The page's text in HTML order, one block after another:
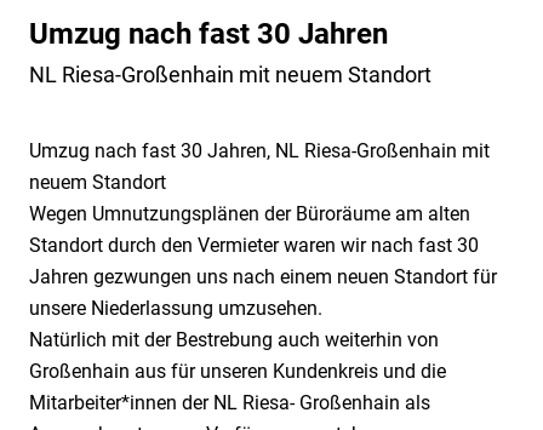
Hafensicherheit gem. ISPS-Code
Museale Sicherheit
Rezeptionsdienst
Sicherheit für die Luftfahrt
Sicherheit für KRITIS
Sicherheit im Justizvollzug
Shopguards
Tor- & Empfangsdienst
Veranstaltungsservice
VIP Service
Technische Sicherheit
Alarmüberwachung
Drohnen
Elektronisches Wachbuch
KWS Video Control
Notruf- & Serviceleitstelle
Videofernüberwachung
Mobile Sicherheit
Mobile Baustellenbewachung
Revierstreifendienst
Urlaubsservice
Weitere Dienstleistungen
Arbeitsschutz
Betriebs- und Werkfeuerwehr
Betrieblicher Rettungsdienst
Brandposten
Bundeswehrliegenschaften
Consulting
Diensthundeführer
Geschäftsleitung
Qualität
Nachhaltigkeit
Grundsatzerklärung (LkSG)
Hinweisgeberportal (HinSchG und LkSG)
Karriere
Sicherheit als Beruf
Jobbörse
Umzug nach fast 30 Jahren
NL Riesa-Großenhain mit neuem Standort
Umzug nach fast 30 Jahren, NL Riesa-Großenhain mit
neuem Standort
Wegen Umnutzungsplänen der Büroräume am alten
Standort durch den Vermieter waren wir nach fast 30
Jahren gezwungen uns nach einem neuen Standort für
unsere Niederlassung umzusehen.
Natürlich mit der Bestrebung auch weiterhin von
Großenhain aus für unseren Kundenkreis und die
Mitarbeiter*innen der NL Riesa- Großenhain als